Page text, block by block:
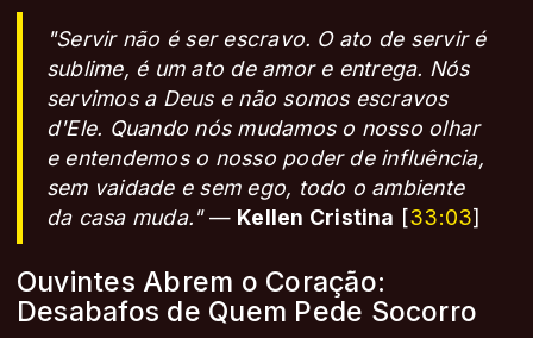
"Servir não é ser escravo. O ato de servir é
sublime, é um ato de amor e entrega. Nós
servimos a Deus e não somos escravos
d'Ele. Quando nós mudamos o nosso olhar
e entendemos o nosso poder de influência,
sem vaidade e sem ego, todo o ambiente
da casa muda."— Kellen Cristina [33:03]
Ouvintes Abrem o Coração:
Desabafos de Quem Pede Socorro